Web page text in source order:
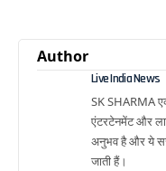
Author
Live India News
SK SHARMA
एंटरटेनमेंट और
अनुभव है और ये
जाती हैं।